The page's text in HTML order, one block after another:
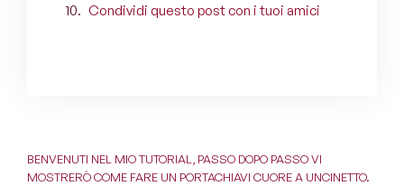
Condividi questo post con i tuoi amici
BENVENUTI NEL MIO TUTORIAL, PASSO DOPO PASSO VI
MOSTRERÒ COME FARE UN PORTACHIAVI CUORE A UNCINETTO.